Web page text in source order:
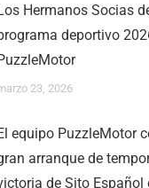
Hermanos Socias
deportivo
23, 2026
equipo PuzzleMotor
arranque de
de Sito Español